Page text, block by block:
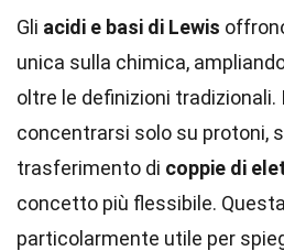
Gli acidi e basi di Lewis
unica sulla chimica,
oltre le definizioni tradizionali.
concentrarsi solo su protoni,
trasferimento di coppie di
concetto più flessibile.
particolarmente utile per